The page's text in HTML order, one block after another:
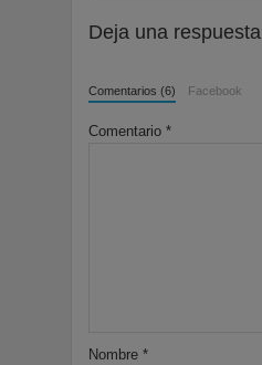
Deja una respuesta
Comentarios (6) Facebook
Comentario *
Nombre *